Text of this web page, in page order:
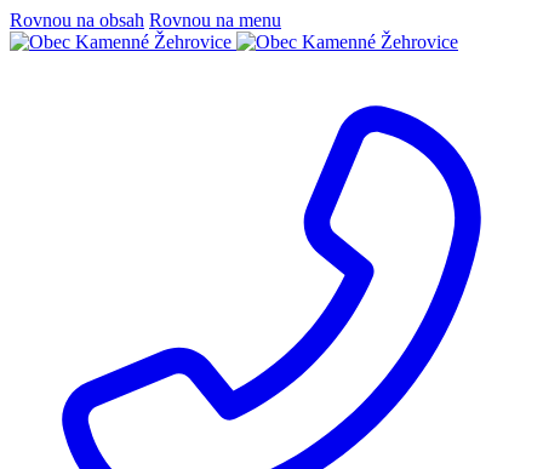
Rovnou na obsah Rovnou na menu